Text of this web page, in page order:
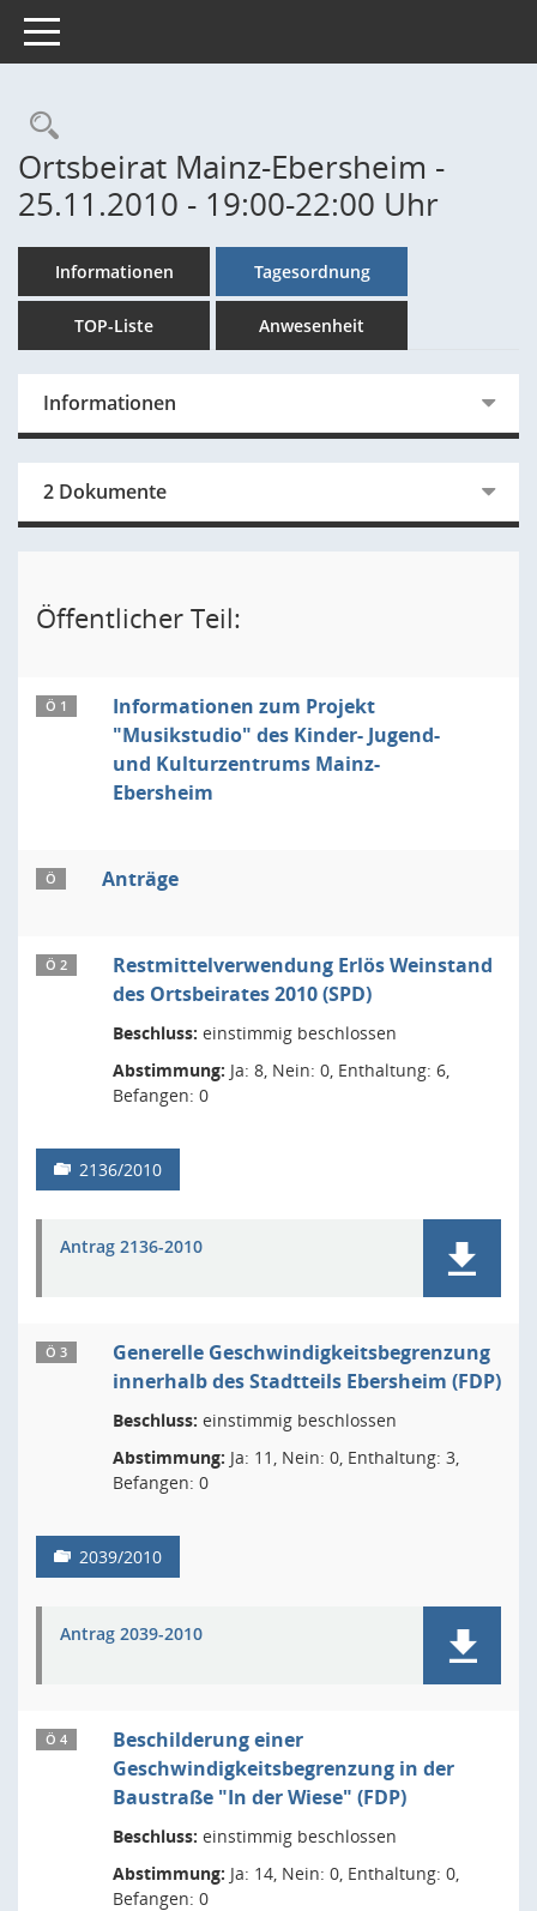
Toggle navigation
Rechercheauswahl
Ortsbeirat Mainz-Ebersheim -
25.11.2010 - 19:00-22:00 Uhr
Informationen Tagesordnung
TOP-Liste Anwesenheit
Informationen
2 Dokumente
Öffentlicher Teil:
Ö 1
Informationen zum Projekt
"Musikstudio" des Kinder- Jugend-
und Kulturzentrums Mainz-
Ebersheim
Ö Anträge
Ö 2
Restmittelverwendung Erlös Weinstand
des Ortsbeirates 2010 (SPD)
Beschluss: einstimmig beschlossen
Abstimmung: Ja: 8, Nein: 0, Enthaltung: 6,
Befangen: 0
2136/2010
Antrag 2136-2010
Ö 3
Generelle Geschwindigkeitsbegrenzung
innerhalb des Stadtteils Ebersheim (FDP)
Beschluss: einstimmig beschlossen
Abstimmung: Ja: 11, Nein: 0, Enthaltung: 3,
Befangen: 0
2039/2010
Antrag 2039-2010
Ö 4
Beschilderung einer
Geschwindigkeitsbegrenzung in der
Baustraße "In der Wiese" (FDP)
Beschluss: einstimmig beschlossen
Abstimmung: Ja: 14, Nein: 0, Enthaltung: 0,
Befangen: 0